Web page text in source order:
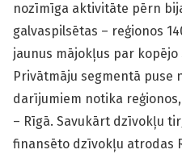
nozīmīga aktivitāte pērn
galvaspilsētas – reģionos
jaunus mājokļus par kopējo
Privātmāju segmentā puse
darījumiem notika
– Rīgā. Savukārt dzīvokļu
finansēto dzīvokļu atrodas